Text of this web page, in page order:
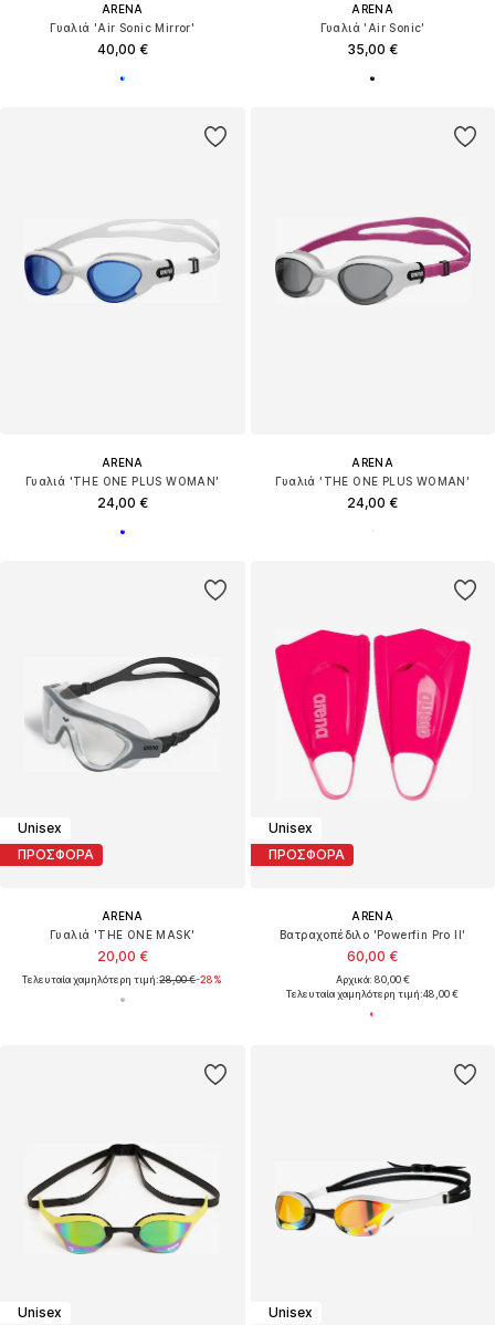
ARENA
Γυαλιά 'Air Sonic Mirror'
40,00 €
ARENA
Γυαλιά 'Air Sonic'
35,00 €
ARENA
Γυαλιά 'THE ONE PLUS WOMAN'
24,00 €
ARENA
Γυαλιά 'THE ONE PLUS WOMAN'
24,00 €
Unisex
ΠΡΟΣΦΟΡΑ
ARENA
Γυαλιά 'THE ONE MASK'
20,00 €
Τελευταία χαμηλότερη τιμή:28,00 €-28%
Unisex
ΠΡΟΣΦΟΡΑ
ARENA
Βατραχοπέδιλο 'Powerfin Pro II'
60,00 €
Αρχικά: 80,00 €
Τελευταία χαμηλότερη τιμή:48,00 €
Unisex Unisex